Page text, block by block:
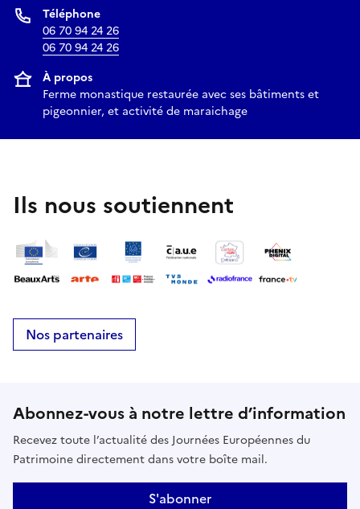
Téléphone
06 70 94 24 26
06 70 94 24 26
À propos
Ferme monastique restaurée avec ses bâtiments et
pigeonnier, et activité de maraichage
Ils nous soutiennent
Nos partenaires
Abonnez-vous à notre lettre d’information
Recevez toute l’actualité des Journées Européennes du
Patrimoine directement dans votre boîte mail.
S'abonner